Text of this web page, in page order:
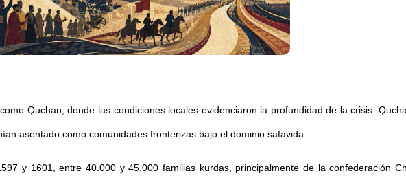
Quchan, donde las condiciones locales evidenciaron la profundidad de la crisis.
asentado como comunidades fronterizas bajo el dominio safávida.
y 1601, entre 40.000 y 45.000 familias kurdas, principalmente de la confederación